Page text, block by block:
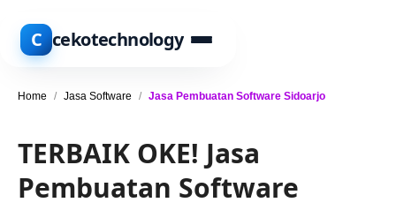
C cekotechnology
Home / Jasa Software / Jasa Pembuatan Software Sidoarjo
TERBAIK OKE! Jasa
Pembuatan Software